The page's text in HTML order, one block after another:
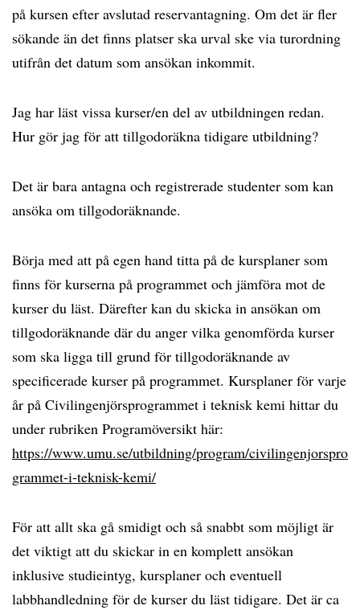
på kursen efter avslutad reservantagning. Om det är fler
sökande än det finns platser ska urval ske via turordning
utifrån det datum som ansökan inkommit.
Jag har läst vissa kurser/en del av utbildningen redan.
Hur gör jag för att tillgodoräkna tidigare utbildning?
Det är bara antagna och registrerade studenter som kan
ansöka om tillgodoräknande.
Börja med att på egen hand titta på de kursplaner som
finns för kurserna på programmet och jämföra mot de
kurser du läst. Därefter kan du skicka in ansökan om
tillgodoräknande där du anger vilka genomförda kurser
som ska ligga till grund för tillgodoräknande av
specificerade kurser på programmet. Kursplaner för varje
år på Civilingenjörsprogrammet i teknisk kemi hittar du
under rubriken Programöversikt här:
https://www.umu.se/utbildning/program/civilingenjorspro
grammet-i-teknisk-kemi/
För att allt ska gå smidigt och så snabbt som möjligt är
det viktigt att du skickar in en komplett ansökan
inklusive studieintyg, kursplaner och eventuell
labbhandledning för de kurser du läst tidigare. Det är ca